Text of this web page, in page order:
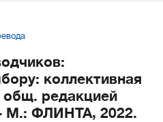
коллективная
редакцией
М.: ФЛИНТА, 2022.